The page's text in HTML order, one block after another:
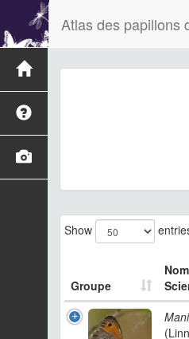
Atlas des papillons
Show
Groupe
Nom